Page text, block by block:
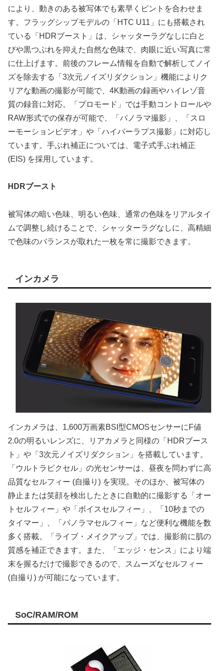
により、動きのある被写体でも素早くピントを合わせま
す。フラッグシップモデルの「HTC U11」にも搭載され
ている「HDRブースト」は、シャッターラグなしに白と
びや黒つぶれを抑えた自然な色味で、肉眼に近い写真に常
に仕上げます。前後のフレーム情報を自動で解析してノイ
ズを除去する「3次元ノイズリダクション」機能によりク
リアな動画の撮影が可能で、4K動画の録画やハイレゾ音
質の録音に対応。「プロモード」では手動コントロールや
RAW形式での保存が可能で、「パノラマ撮影」、「スロ
ーモーションビデオ」や「ハイパーラプス撮影」に対応し
ています。手ぶれ補正については、電子式手ぶれ補正
(EIS) を採用しています。
HDRブースト
被写体の暗い色味、明るい色味、通常の色味をリアルタイ
ムで調整し続けることで、シャッターラグなしに、高精細
で色味のバランスが取れた一枚を常に撮影できます。
インカメラ
インカメラは、1,600万画素BSI型CMOSセンサーにF値
2.0の明るいレンズに、リアカメラと同様の「HDRブース
ト」や「3次元ノイズリダクション」を搭載しています。
「ウルトラピクセル」の光センサーは、昼夜を問わずに高
品質なセルフィー (自撮り) を実現。そのほか、被写体の
静止または笑顔を検出したときに自動的に撮影する「オー
トセルフィー」や「ボイスセルフィー」、「10秒までの
タイマー」、「パノラマセルフィー」など便利な機能を数
多く搭載。「ライブ・メイクアップ」では、撮影前に肌の
質感を補正できます。また、「エッジ・センス」により端
末を握るだけで撮影できるので、スムーズなセルフィー
(自撮り) が可能になっています。
SoC/RAM/ROM